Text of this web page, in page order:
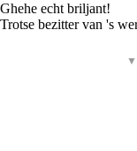
Ghehe echt briljant!
Trotse bezitter van 's
▼